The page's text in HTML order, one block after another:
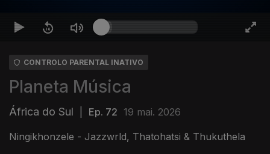
CONTROLO PARENTAL INATIVO
Planeta Música
África do Sul Ep. 72 19 mai. 2026
Ningikhonzele - Jazzwrld, Thatohatsi & Thukuthela